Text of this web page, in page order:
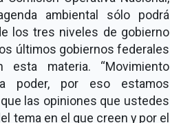
ambiental sólo podrá
los tres niveles de gobierno
últimos gobiernos federales
esta materia. “Movimiento
poder, por eso estamos
las opiniones que ustedes
tema en el que creen y por el